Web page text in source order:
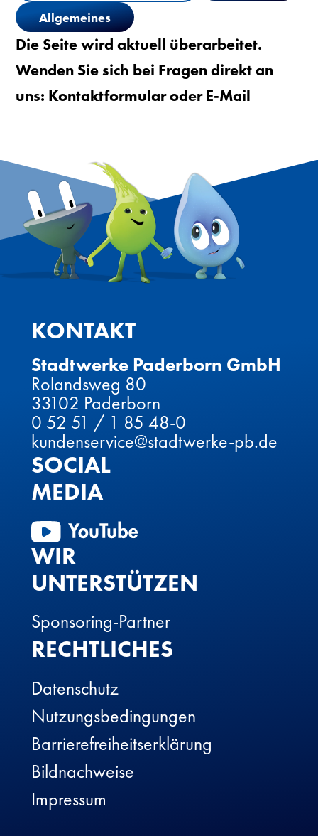
Allgemeines
Die Seite wird aktuell überarbeitet.
Wenden Sie sich bei Fragen direkt an
uns: KontaktformularoderE-Mail
KONTAKT
Stadtwerke Paderborn GmbH
Rolandsweg 80
33102 Paderborn
0 52 51 / 1 85 48-0
kundenservice@stadtwerke-pb.de
SOCIAL
MEDIA
WIR
UNTERSTÜTZEN
Sponsoring-Partner
RECHTLICHES
Datenschutz
Nutzungsbedingungen
Barrierefreiheitserklärung
Bildnachweise
Impressum